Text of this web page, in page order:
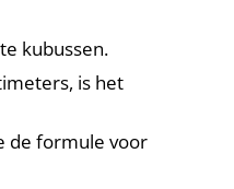
kubussen.
is het
de formule voor